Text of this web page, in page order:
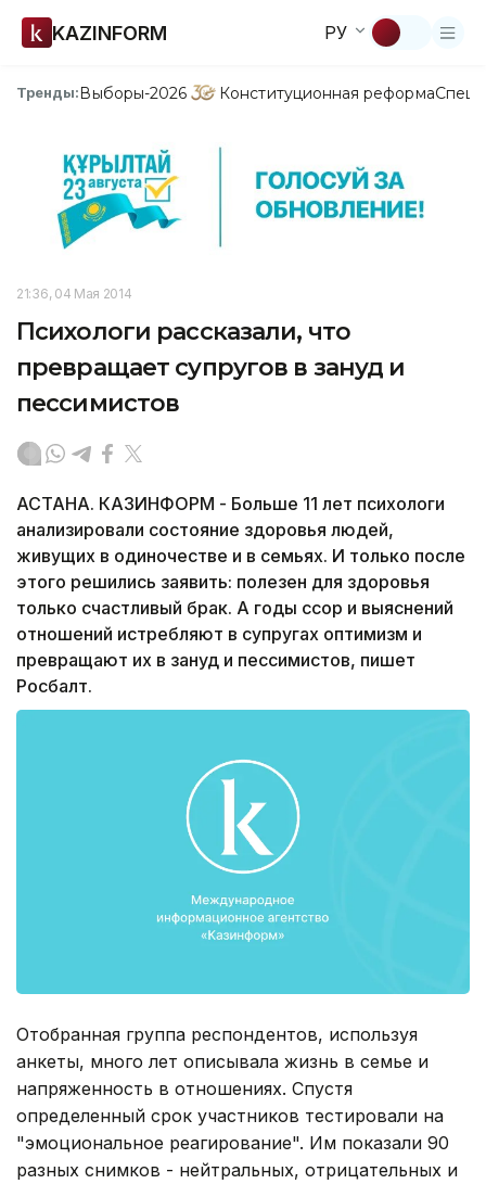
KAZINFORM РУ
Тренды:Выборы-2026 Конституционная реформа
21:36, 04 Мая 2014
Психологи рассказали, что
превращает супругов в зануд и
пессимистов
АСТАНА. КАЗИНФОРМ - Больше 11 лет психологи
анализировали состояние здоровья людей,
живущих в одиночестве и в семьях. И только после
этого решились заявить: полезен для здоровья
только счастливый брак. А годы ссор и выяснений
отношений истребляют в супругах оптимизм и
превращают их в зануд и пессимистов, пишет
Росбалт.
Отобранная группа респондентов, используя
анкеты, много лет описывала жизнь в семье и
напряженность в отношениях. Спустя
определенный срок участников тестировали на
"эмоциональное реагирование". Им показали 90
разных снимков - нейтральных, отрицательных и